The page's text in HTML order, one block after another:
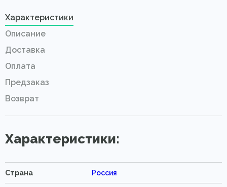
Характеристики
Описание
Доставка
Оплата
Предзаказ
Возврат
Характеристики:
Страна Россия